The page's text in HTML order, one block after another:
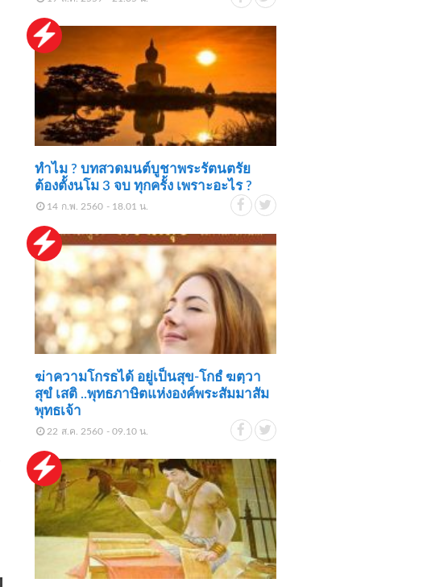
ทำไม ? บทสวดมนต์บูชาพระรัตนตรัย
ต้องตั้งนโม 3 จบ ทุกครั้ง เพราะอะไร ?
14 ก.พ. 2560 - 18.01 น.
ฆ่าความโกรธได้ อยู่เป็นสุข-โกธํ ฆตฺวา
สุขํ เสติ ..พุทธภาษิตแห่งองค์พระสัมมาสัม
พุทธเจ้า
22 ส.ค. 2560 - 09.10 น.